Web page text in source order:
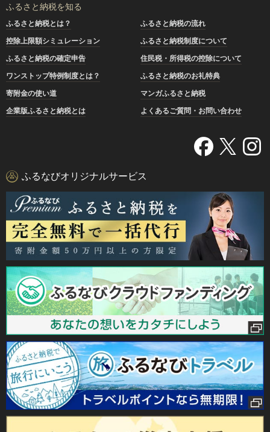
ふるさと納税を知る
ふるさと納税とは？
ふるさと納税の流れ
控除上限額シミュレーション
ふるさと納税制度について
ふるさと納税の確定申告
住民税・所得税の控除について
ワンストップ特例制度とは？
ふるさと納税のお礼特典
寄附金の使い道
マンガふるさと納税
企業版ふるさと納税とは
よくあるご質問・お問い合わせ
ふるなびオリジナルサービス